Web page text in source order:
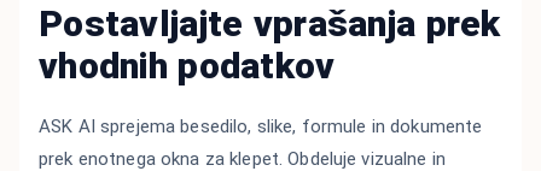
Postavljajte vprašanja prek
vhodnih podatkov
ASK AI sprejema besedilo, slike, formule in dokumente
prek enotnega okna za klepet. Obdeluje vizualne in